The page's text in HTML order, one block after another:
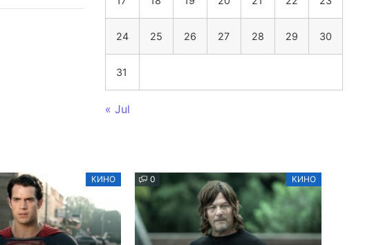
24 25 26 27 28 29 30
31
« Jul
КИНО 0 КИНО